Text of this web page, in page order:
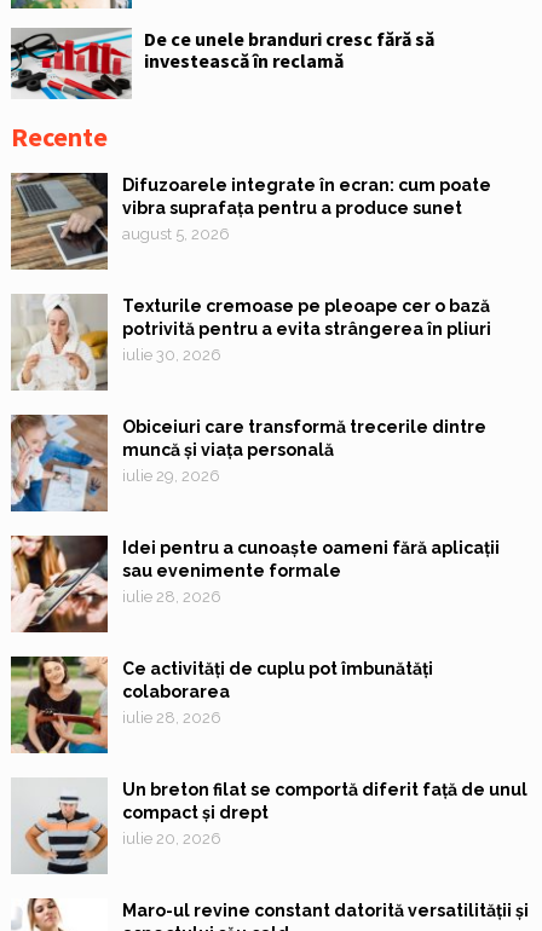
De ce unele branduri cresc fără să
investească în reclamă
Recente
Difuzoarele integrate în ecran: cum poate
vibra suprafața pentru a produce sunet
august 5, 2026
Texturile cremoase pe pleoape cer o bază
potrivită pentru a evita strângerea în pliuri
iulie 30, 2026
Obiceiuri care transformă trecerile dintre
muncă și viața personală
iulie 29, 2026
Idei pentru a cunoaște oameni fără aplicații
sau evenimente formale
iulie 28, 2026
Ce activități de cuplu pot îmbunătăți
colaborarea
iulie 28, 2026
Un breton filat se comportă diferit față de unul
compact și drept
iulie 20, 2026
Maro-ul revine constant datorită versatilității și